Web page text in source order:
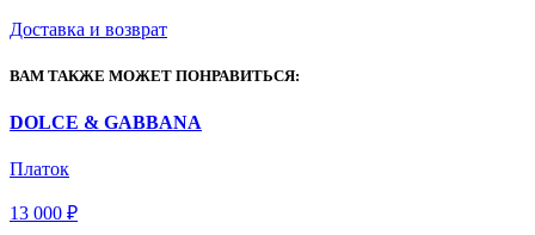
Доставка и возврат
ВАМ ТАКЖЕ МОЖЕТ ПОНРАВИТЬСЯ:
DOLCE & GABBANA
Платок
13 000 ₽